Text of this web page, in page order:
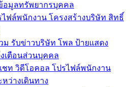
อมูลทรัพยากรบุคคล
ไฟล์พนักงาน โครงสร้างบริษัท สิทธิ์
ม รับข่าวบริษัท โพล ป้ายแสดง
เตือนส่วนบุคคล
ชท วิดีโอคอล โปรไฟล์พนักงาน
ว่างเดินทาง